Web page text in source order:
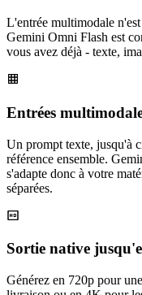
L'entrée multimodale
Gemini Omni Flash est
vous avez déjà - texte,
Entrées
Un prompt texte, jusqu'à
référence ensemble.
s'adapte donc à votre
séparées.
Sortie native
Générez en 720p pour